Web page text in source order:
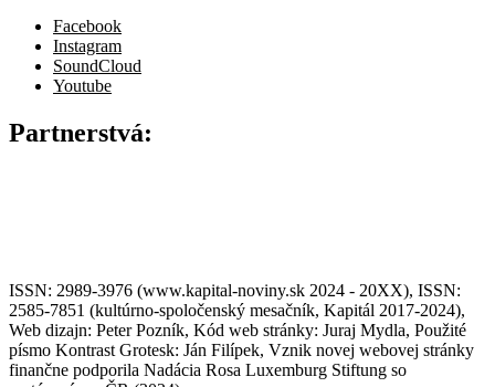
Facebook
Instagram
SoundCloud
Youtube
Partnerstvá:
ISSN: 2989-3976 (www.kapital-noviny.sk 2024 - 20XX), ISSN:
2585-7851 (kultúrno-spoločenský mesačník, Kapitál 2017-2024),
Web dizajn: Peter Pozník, Kód web stránky: Juraj Mydla, Použité
písmo Kontrast Grotesk: Ján Filípek, Vznik novej webovej stránky
finančne podporila Nadácia Rosa Luxemburg Stiftung so